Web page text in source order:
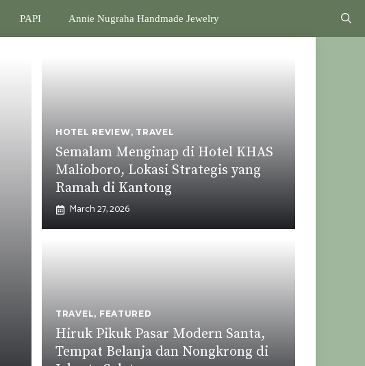
PAPI Annie Nugraha Handmade Jewelry
HOTEL REVIEW, TRAVEL
Semalam Menginap di Hotel KHAS
Malioboro, Lokasi Strategis yang
Ramah di Kantong
March 27, 2026
TRAVEL, FEATURED
Hiruk Pikuk Pasar Modern Santa,
Tempat Belanja dan Nongkrong di